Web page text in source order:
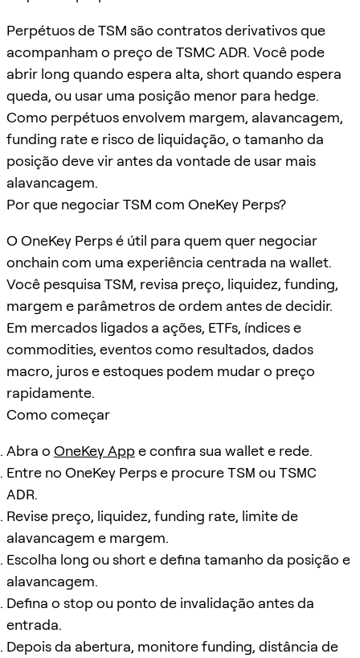
Perpétuos de TSM são contratos derivativos que
acompanham o preço de TSMC ADR. Você pode
abrir long quando espera alta, short quando espera
queda, ou usar uma posição menor para hedge.
Como perpétuos envolvem margem, alavancagem,
funding rate e risco de liquidação, o tamanho da
posição deve vir antes da vontade de usar mais
alavancagem.
Por que negociar TSM com OneKey Perps?
O OneKey Perps é útil para quem quer negociar
onchain com uma experiência centrada na wallet.
Você pesquisa TSM, revisa preço, liquidez, funding,
margem e parâmetros de ordem antes de decidir.
Em mercados ligados a ações, ETFs, índices e
commodities, eventos como resultados, dados
macro, juros e estoques podem mudar o preço
rapidamente.
Como começar
Abra o OneKey Appe confira sua wallet e rede.
Entre no OneKey Perps e procureTSM ou TSMC
ADR.
Revise preço, liquidez, funding rate, limite de
alavancagem e margem.
Escolha long ou short e defina tamanho da posição e
alavancagem.
Defina o stop ou ponto de invalidação antes da
entrada.
Depois da abertura, monitore funding, distância de